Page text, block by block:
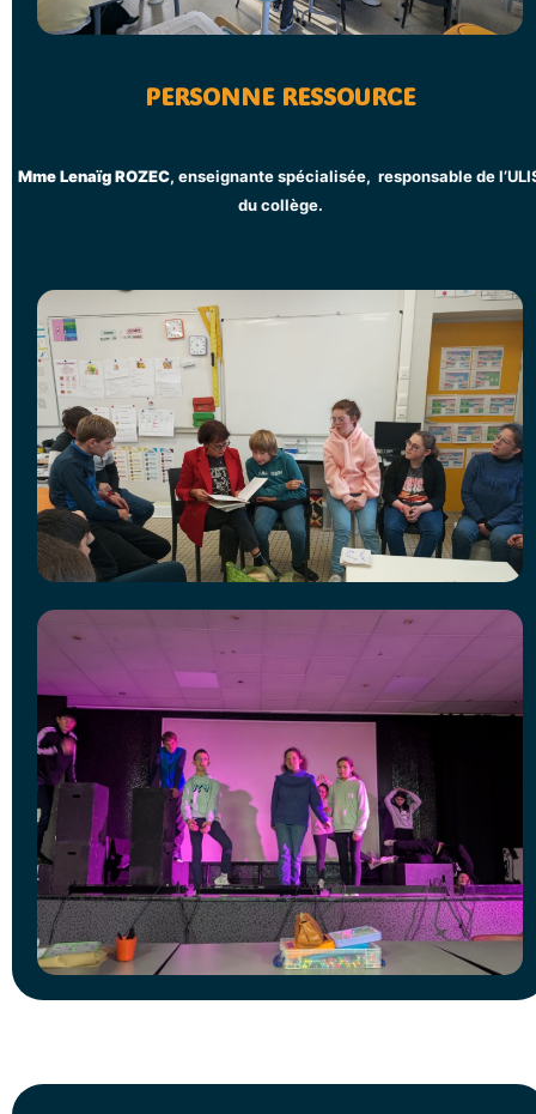
PERSONNE RESSOURCE
Mme Lenaïg ROZEC, enseignante spécialisée, responsable de
du collège.